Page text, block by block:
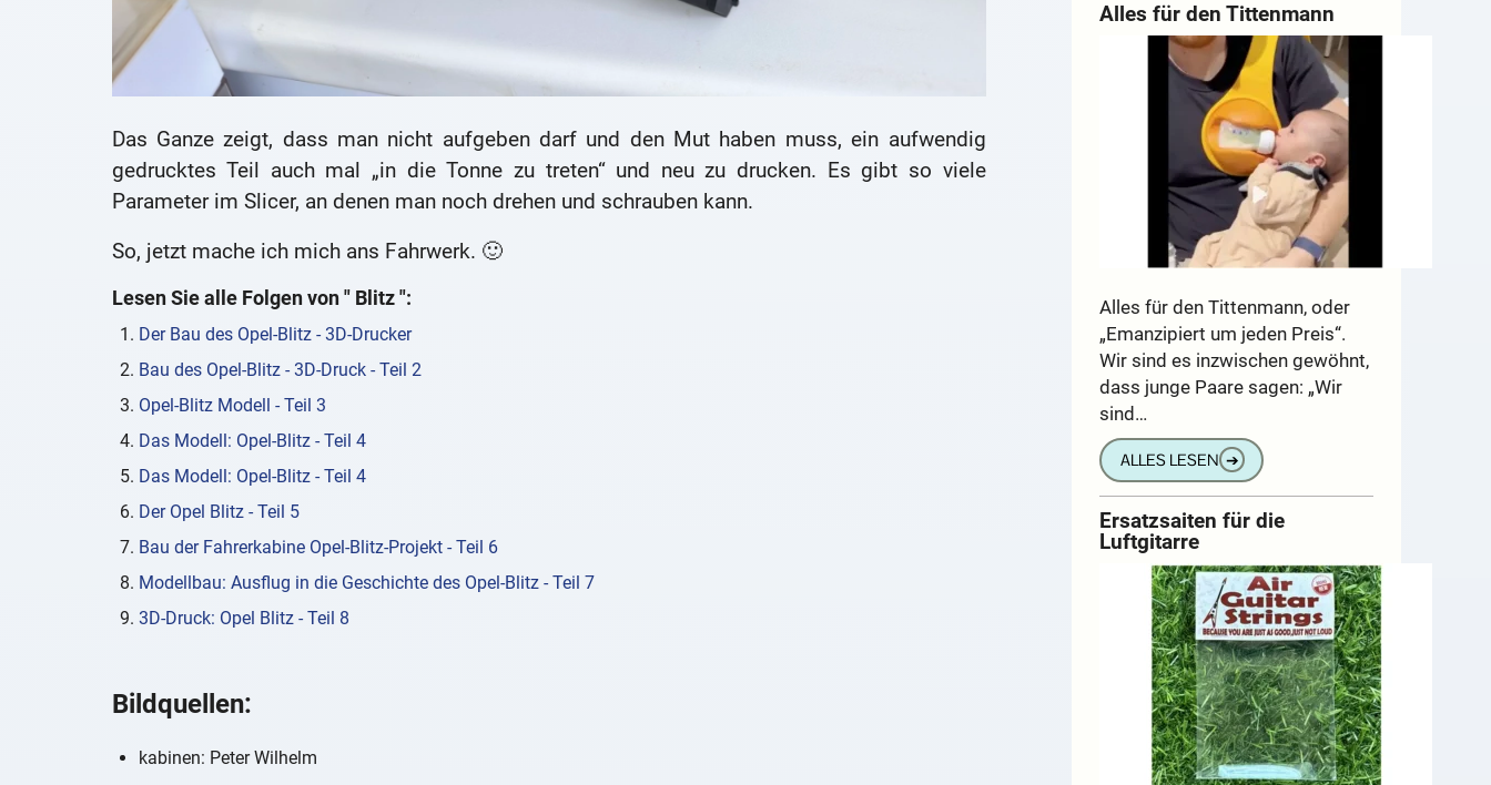
Das Ganze zeigt, dass man nicht aufgeben darf und den Mut haben muss, ein aufwendig
gedrucktes Teil auch mal „in die Tonne zu treten“ und neu zu drucken. Es gibt so viele
Parameter im Slicer, an denen man noch drehen und schrauben kann.
So, jetzt mache ich mich ans Fahrwerk. 🙂
Lesen Sie alle Folgen von " Blitz ":
Der Bau des Opel-Blitz - 3D-Drucker
Bau des Opel-Blitz - 3D-Druck - Teil 2
Opel-Blitz Modell - Teil 3
Das Modell: Opel-Blitz - Teil 4
Das Modell: Opel-Blitz - Teil 4
Der Opel Blitz - Teil 5
Bau der Fahrerkabine Opel-Blitz-Projekt - Teil 6
Modellbau: Ausflug in die Geschichte des Opel-Blitz - Teil 7
3D-Druck: Opel Blitz - Teil 8
Bildquellen:
kabinen: Peter Wilhelm
Alles für den Tittenmann
Alles für den Tittenmann, oder
„Emanzipiert um jeden Preis“.
Wir sind es inzwischen gewöhnt,
dass junge Paare sagen: „Wir
sind…
ALLES LESEN ➔
Ersatzsaiten für die
Luftgitarre